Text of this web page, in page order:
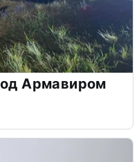
Армавиром